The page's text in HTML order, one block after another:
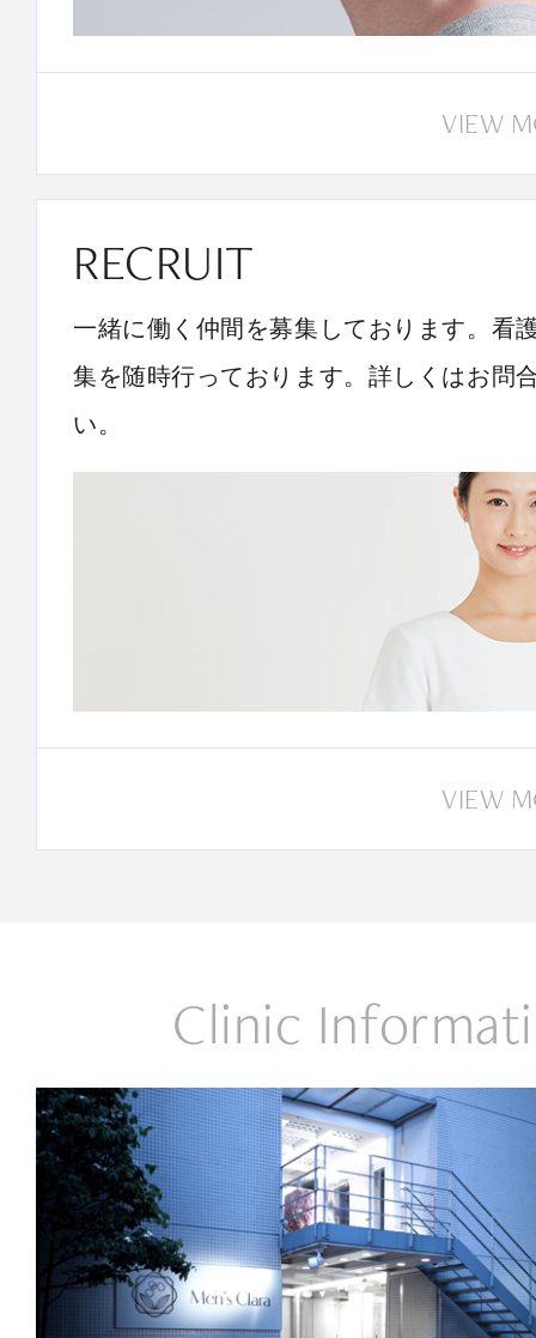
VIEW
RECRUIT
一緒に働く仲間を募集しております。看
集を随時行っております。詳しくはお問
い。
VIEW
Clinic